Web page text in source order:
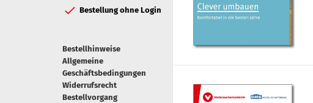
Bestellung ohne Login
Bestellhinweise
Allgemeine
Geschäftsbedingungen
Widerrufsrecht
Bestellvorgang